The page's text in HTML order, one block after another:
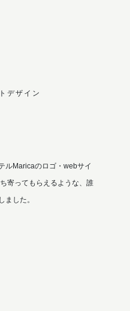
デザイン
ルMaricaのロゴ・webサイ
寄ってもらえるような、誰
ました。